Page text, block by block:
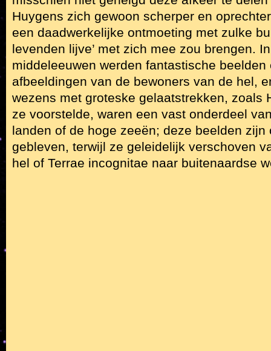
Huygens zich gewoon scherper en
een daadwerkelijke ontmoeting met zulke
levenden lijve’ met zich mee zou brengen.
middeleeuwen werden fantastische
afbeeldingen van de bewoners van de hel,
wezens met groteske gelaatstrekken, zoals
ze voorstelde, waren een vast onderdeel
landen of de hoge zeeën; deze beelden
gebleven, terwijl ze geleidelijk verschoven
hel of Terrae incognitae naar buitenaardse